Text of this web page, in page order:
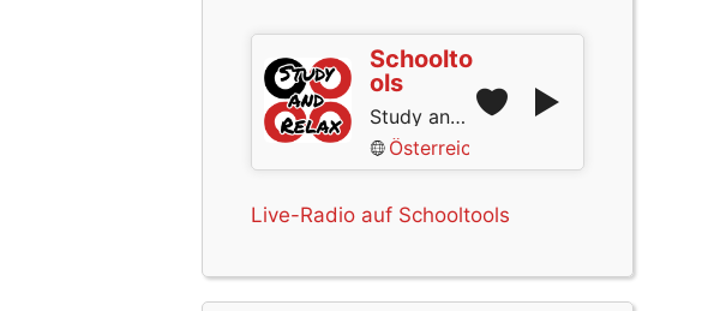
Schoolto
ols
Study and Relax
Österreich
Live-Radio auf Schooltools